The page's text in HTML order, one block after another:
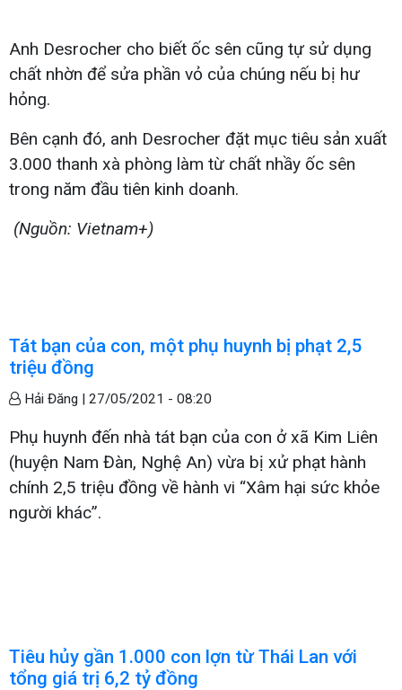
Anh Desrocher cho biết ốc sên cũng tự sử dụng
chất nhờn để sửa phần vỏ của chúng nếu bị hư
hỏng.
Bên cạnh đó, anh Desrocher đặt mục tiêu sản xuất
3.000 thanh xà phòng làm từ chất nhầy ốc sên
trong năm đầu tiên kinh doanh.
(Nguồn: Vietnam+)
Tát bạn của con, một phụ huynh bị phạt 2,5
triệu đồng
Hải Đăng | 27/05/2021 - 08:20
Phụ huynh đến nhà tát bạn của con ở xã Kim Liên
(huyện Nam Đàn, Nghệ An) vừa bị xử phạt hành
chính 2,5 triệu đồng về hành vi “Xâm hại sức khỏe
người khác”.
Tiêu hủy gần 1.000 con lợn từ Thái Lan với
tổng giá trị 6,2 tỷ đồng